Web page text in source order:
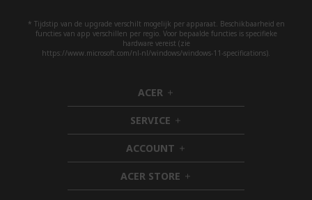
* Tijdstip van de upgrade verschilt mogelijk per apparaat. Beschikbaarheid en
functies van app verschillen per regio. Voor bepaalde functies is specifieke
hardware vereist (zie
https://www.microsoft.com/nl-nl/windows/windows-11-specifications).
ACER h
i
d
d
e
n
SERVICE h
i
d
d
e
n
ACCOUNT h
i
d
d
ACER STORE h
i